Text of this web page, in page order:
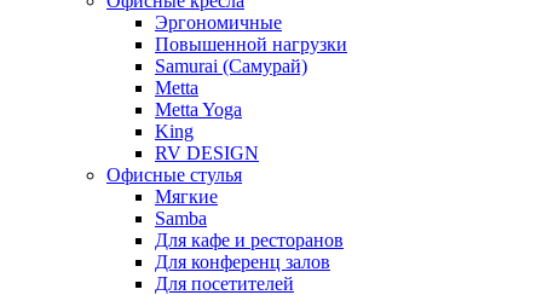
Эргономичные
Повышенной нагрузки
Samurai (Самурай)
Metta
Metta Yoga
King
RV DESIGN
Офисные стулья
Мягкие
Samba
Для кафе и ресторанов
Для конференц залов
Для посетителей